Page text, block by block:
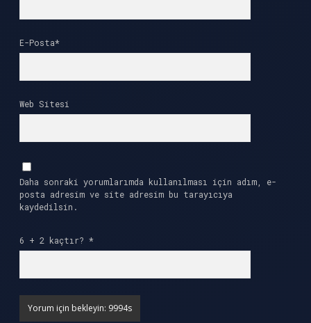
E-Posta*
Web Sitesi
Daha sonraki yorumlarımda kullanılması için adım, e-
posta adresim ve site adresim bu tarayıcıya
kaydedilsin.
6 + 2 kaçtır? *